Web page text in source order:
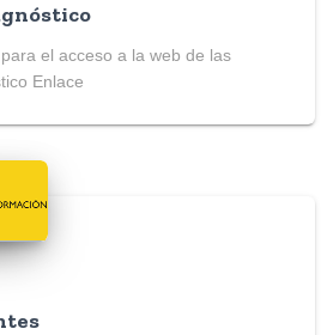
el acceso a la web de las
Enlace